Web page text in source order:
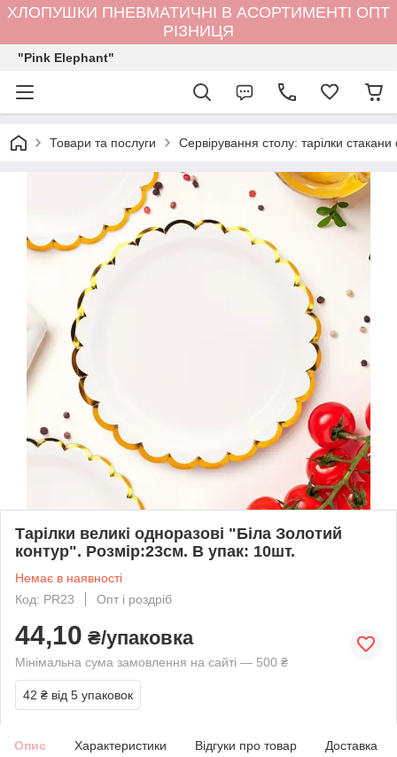
ХЛОПУШКИ ПНЕВМАТИЧНІ В АСОРТИМЕНТІ ОПТ
РІЗНИЦЯ
"Pink Elephant"
Товари та послуги Сервірування столу: тарілки
Тарілки великі одноразові "Бiла Золотий
контур". Розмір:23см. В упак: 10шт.
Немає в наявності
Код: PR23
Опт і роздріб
44,10 ₴/упаковка
Мінімальна сума замовлення на сайті — 500 ₴
42 ₴ від 5 упаковок
Опис Характеристики Відгуки про товар Доставка